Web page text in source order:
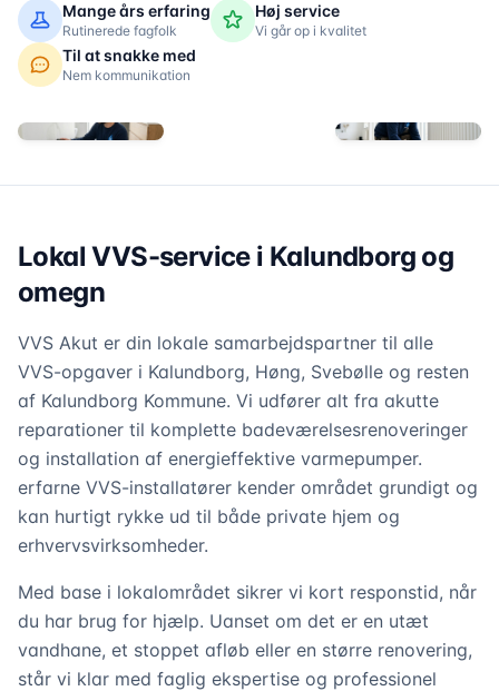
Mange års erfaring
Rutinerede fagfolk
Høj service
Vi går op i kvalitet
Til at snakke med
Nem kommunikation
Lokal VVS-service i Kalundborg og
omegn
VVS Akut er din lokale samarbejdspartner til alle
VVS-opgaver i Kalundborg, Høng, Svebølle og resten
af Kalundborg Kommune. Vi udfører alt fra akutte
reparationer til komplette badeværelsesrenoveringer
og installation af energieffektive varmepumper.
erfarne VVS-installatører kender området grundigt og
kan hurtigt rykke ud til både private hjem og
erhvervsvirksomheder.
Med base i lokalområdet sikrer vi kort responstid, når
du har brug for hjælp. Uanset om det er en utæt
vandhane, et stoppet afløb eller en større renovering,
står vi klar med faglig ekspertise og professionel